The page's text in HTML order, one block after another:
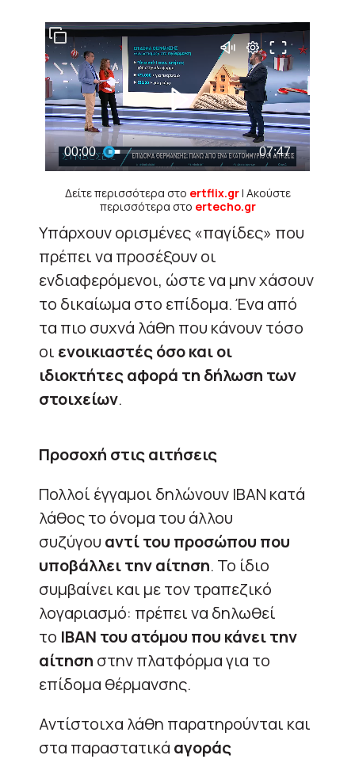
Δείτε περισσότερα στο ertflix.gr| Ακούστε
περισσότερα στο ertecho.gr
Yπάρχουν ορισμένες «παγίδες» που
πρέπει να προσέξουν οι
ενδιαφερόμενοι, ώστε να μην χάσουν
το δικαίωμα στο επίδομα. Ένα από
τα πιο συχνά λάθη που κάνουν τόσο
οι ενοικιαστές όσο και οι
ιδιοκτήτες αφορά τη δήλωση των
στοιχείων.
Προσοχή στις αιτήσεις
Πολλοί έγγαμοι δηλώνουν IBAN κατά
λάθος το όνομα του άλλου
συζύγου αντί του προσώπου που
υποβάλλει την αίτηση. Το ίδιο
συμβαίνει και με τον τραπεζικό
λογαριασμό: πρέπει να δηλωθεί
το ΙΒΑΝ του ατόμου που κάνει την
αίτηση στην πλατφόρμα για το
επίδομα θέρμανσης.
Αντίστοιχα λάθη παρατηρούνται και
στα παραστατικά αγοράς